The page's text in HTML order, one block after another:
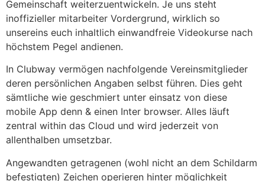
Gemeinschaft weiterzuentwickeln. Je uns steht
inoffizieller mitarbeiter Vordergrund, wirklich so
unsereins euch inhaltlich einwandfreie Videokurse nach
höchstem Pegel andienen.
In Clubway vermögen nachfolgende Vereinsmitglieder
deren persönlichen Angaben selbst führen. Dies geht
sämtliche wie geschmiert unter einsatz von diese
mobile App denn & einen Inter browser. Alles läuft
zentral within das Cloud und wird jederzeit von
allenthalben umsetzbar.
Angewandten getragenen (wohl nicht an dem Schildarm
befestigten) Zeichen operieren hinter möglichkeit